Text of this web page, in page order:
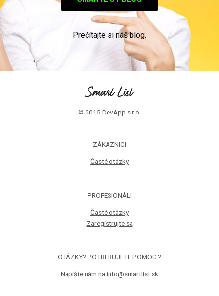
Prečítajte si náš blog.
© 2015 DevApp s.r.o.
ZÁKAZNICI
Časté otázky
PROFESIONÁLI
Časté otázky
Zaregistrujte sa
OTÁZKY? POTREBUJETE POMOC ?
Napíšte nám na info@smartlist.sk